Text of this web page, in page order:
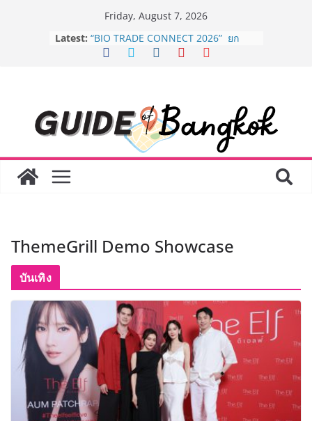
Friday, August 7, 2026
Latest: BEDO เดินหน้าจัดกิจกรรมเจรจาธุรกิจ
“BIO TRADE CONNECT 2026” ยก
สด ดอกไม้ประดิษฐ์ พวงมาลัย และสังฆ
ภัณฑ์ครบวงจร ขอเชิญเลือกซื้อมาลัย
และของขวัญต้อนรับวันแม่ เปิดให้
บริการทุกวันตลอด 24 ชั่วโมง
Guangzhou Yinghao School เผยวิสัย
ประเทศ จัดประชุมใหญ่แห่งปี พบ CEO
AirAsia X SEE FAH พันธมิตรทางธุรกิจ
ยาวนานกว่า 20 ปี ต่อยอดเสิร์ฟความ
อร่อย ยกเมนูระดับตำนาน “ข้าวหน้าไก่
ราชวงศ์” พุ่งทะยานสู่น่านฟ้า
ThemeGrill Demo Showcase
บันเทิง